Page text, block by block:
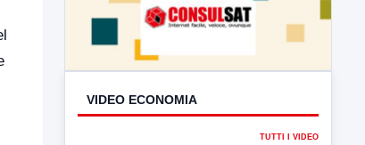
VIDEO ECONOMIA
TUTTI I VIDEO